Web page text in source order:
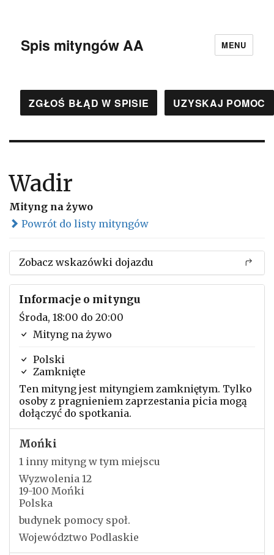
Spis mityngów AA MENU
ZGŁOŚ BŁĄD W SPISIE UZYSKAJ POMOC
Wadir
Mityng na żywo
Powrót do listy mityngów
Zobacz wskazówki dojazdu
Informacje o mityngu
Środa, 18:00 do 20:00
Mityng na żywo
Polski
Zamknięte
Ten mityng jest mityngiem zamkniętym. Tylko
osoby z pragnieniem zaprzestania picia mogą
dołączyć do spotkania.
Mońki
1 inny mityng w tym miejscu
Wyzwolenia 12
19-100 Mońki
Polska
budynek pomocy społ.
Województwo Podlaskie